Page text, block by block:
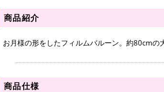
商品紹介
お月様の形をしたフィルムバルーン。約80cmの
商品仕様